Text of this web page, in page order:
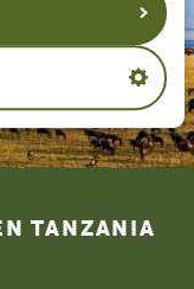
TANZANIA